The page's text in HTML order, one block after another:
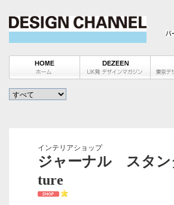
インテリアショップ
ジャーナル スタン
ture